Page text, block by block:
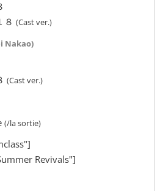
８ (Cast ver.)
Nakao)
(Cast ver.)
(/la sortie)
Revivals"]